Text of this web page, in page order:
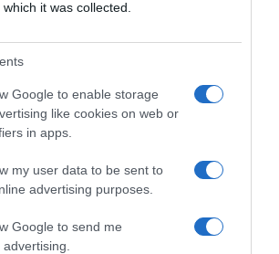
it was collected.
Google to enable storage
like cookies on web or
in apps.
my user data to be sent to
advertising purposes.
Google to send me